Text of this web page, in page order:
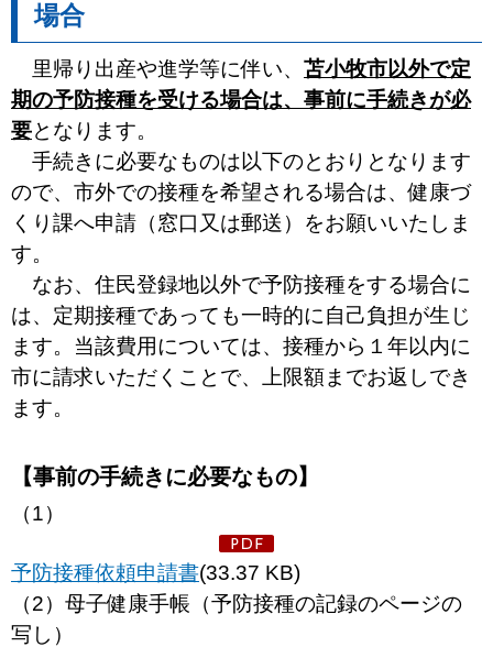
場合
里帰り出産や進学等に伴い、 苫小牧市以外で定
期の予防接種を受ける場合は、事前に手続きが必
要となります。
手続きに必要なものは以下のとおりとなります
ので、市外での接種を希望される場合は、健康づ
くり課へ申請（窓口又は郵送）をお願いいたしま
す。
なお、住民登録地以外で予防接種をする場合に
は、定期接種であっても一時的に自己負担が生じ
ます。当該費用については、接種から１年以内に
市に請求いただくことで、上限額までお返しでき
ます。
【事前の手続きに必要なもの】
（1）
予防接種依頼申請書(33.37 KB)
（2）母子健康手帳（予防接種の記録のページの
写し）